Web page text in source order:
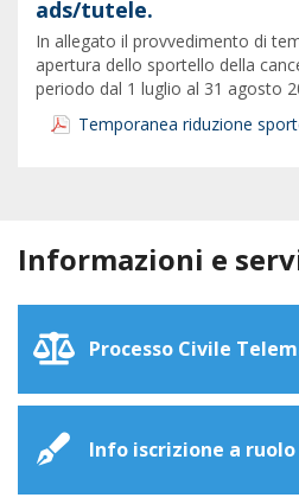
ads/tutele.
In allegato il provvedimento di
apertura dello sportello della
periodo dal 1 luglio al 31 agosto
Temporanea riduzione
Informazioni e
Processo Civile
Info iscrizione a ruolo